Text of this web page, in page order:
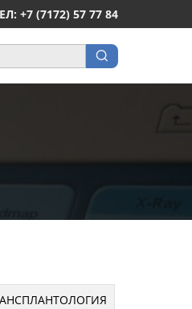
+7 (7172) 57 77 84